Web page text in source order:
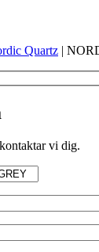
Quartz |
vi dig.